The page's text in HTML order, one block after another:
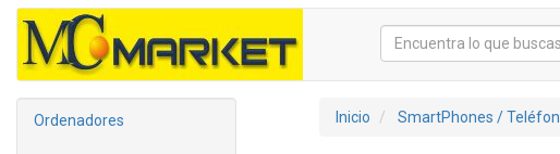
Ordenadores Inicio SmartPhones /